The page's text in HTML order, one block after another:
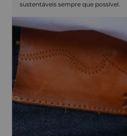
sustentáveis sempre que possível.